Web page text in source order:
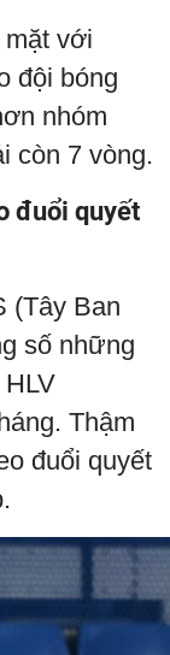
mặt với
đội bóng
nhóm
còn 7 vòng.
đuổi quyết
(Tây Ban
số những
Thậm
đuổi quyết